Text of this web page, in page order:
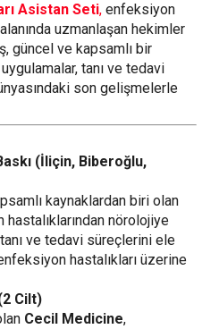
Asistan Seti, enfeksiyon
uzmanlaşan hekimler
güncel ve kapsamlı bir
tanı ve tedavi
son gelişmelerle
(İliçin, Biberoğlu,
kaynaklardan biri olan
nörolojiye
ve tedavi süreçlerini ele
hastalıkları üzerine
Cilt)
Cecil Medicine,